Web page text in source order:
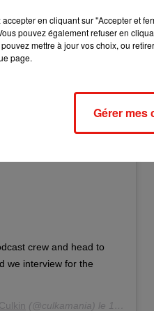
crew and head to
we interview for the
(@culkamania) le 17 Juin 2019 à 11 :26 PDT
accepter en cliquant sur "Accepter et
pouvez également refuser en
mettre à jour vos choix, ou
page.
Gérer mes